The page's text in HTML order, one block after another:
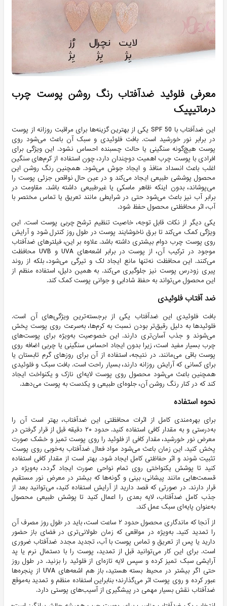
معرفی فلوئید ضدآفتاب رنگ روشن پوست چرب
درماتیپیک
این ضدآفتاب با SPF 50 یکی از بهترین گزینه‌ها برای مراقبت روزانه از پوست
در برابر نور خورشید است. بافت فلوئیدی و سبک آن باعث می‌شود روی
پوست هیچ‌گونه سنگینی یا حالت چسبنده احساس نشود. این ویژگی برای
افرادی با پوست چرب اهمیت دوچندان دارد، چون استفاده از کرم‌های سنگین
اغلب باعث انسداد منافذ و ایجاد جوش می‌شود. همچنین رنگ روشن این
محصول پوششی طبیعی ایجاد می‌کند و در عین حال نواقص جزئی پوست را
می‌پوشاند، بدون اینکه ظاهر ماسکی یا غیرطبیعی داشته باشد. مقاومت در
برابر آب نیز باعث می‌شود حتی در شرایطی مانند تعریق یا تماس مختصر با
آب، اثر محافظتی محصول حفظ شود.
یکی دیگر از نکات قابل توجه، خاصیت تنظیم ترشح چربی پوست است. این
ویژگی کمک می‌کند تا برق ناخوشایند پوست در طول روز کنترل شود و آرایش
روی پوست چرب دوام بیشتری داشته باشد. علاوه بر این، فیلترهای ضدآفتاب
موجود در ترکیب آن، از پوست در برابر اشعه‌های UVA و UVB محافظت
می‌کنند. این محافظت نه‌تنها مانع ایجاد لک و تیرگی می‌شود، بلکه از روند
پیری زودرس پوست نیز جلوگیری می‌کند. به همین دلیل، استفاده منظم از
این محصول می‌تواند به حفظ شادابی و جوانی پوست کمک کند.
ضد آفتاب فلوئیدی
بافت فلوئیدی این ضدآفتاب یکی از برجسته‌ترین ویژگی‌های آن است.
فلوئیدها به دلیل رقیق‌تر بودن نسبت به کرم‌ها، به‌سرعت روی پوست پخش
می‌شوند و جذب آسان‌تری دارند. این خصوصیت به‌ویژه برای پوست‌های
چرب بسیار مفید است، زیرا بدون ایجاد احساس سنگینی یا چربی اضافه روی
پوست باقی می‌مانند. در نتیجه، استفاده از آن برای روزهای گرم تابستان یا
برای کسانی که آرایش روزانه دارند، بسیار راحت است. بافت سبک و فلوئیدی
همچنین باعث می‌شود محصول روی پوست لایه‌ای نازک و یکنواخت ایجاد
کند که در کنار رنگ روشن آن، جلوه‌ای طبیعی و یکدست به پوست می‌دهد.
نحوه استفاده
برای بهره‌مندی کامل از اثرات محافظتی این ضدآفتاب، بهتر است آن را
به‌درستی و به مقدار کافی استفاده کنید. حدود ۲۰ دقیقه قبل از قرار گرفتن در
معرض نور خورشید، مقدار کافی از فلوئید را روی پوست تمیز و خشک صورت
پخش کنید. این زمان باعث می‌شود مواد فعال ضدآفتاب به‌خوبی روی پوست
تثبیت شوند و اثر حفاظتی کامل ایجاد شود. بهتر است از مقدار کافی استفاده
کنید تا پوشش یکنواختی روی تمام نواحی صورت ایجاد گردد، به‌ویژه در
قسمت‌هایی مانند پیشانی، بینی و گونه‌ها که بیشتر در معرض نور مستقیم
قرار دارند. در صورتی که قصد دارید از آرایش استفاده کنید، می‌توانید بعد از
جذب کامل ضدآفتاب، لایه بعدی را اعمال کنید تا پوشش طبیعی محصول
به‌عنوان پایه‌ای سبک عمل کند.
از آنجا که ماندگاری محصول حدود ۲ ساعت است، باید در طول روز مصرف آن
را تمدید کنید. به‌ویژه در مواقعی که زمان طولانی‌تری در فضای باز حضور
دارید یا پس از تعریق و تماس پوست با آب، تجدید مجدد ضدآفتاب ضروری
است. برای این کار می‌توانید قبل از تمدید، پوست را با دستمال نرم یا پد
آرایشی سبک تمیز کرده و سپس لایه تازه‌ای از فلوئید را بزنید. در طول روز
حتی اگر بیشتر در محیط بسته هستید، باز هم اشعه‌های UVA از پنجره‌ها
عبور کرده و روی پوست اثر می‌گذارند؛ بنابراین استفاده منظم و تمدید به‌موقع
ضدآفتاب نقش بسیار مهمی در پیشگیری از آسیب‌های پوستی دارد.